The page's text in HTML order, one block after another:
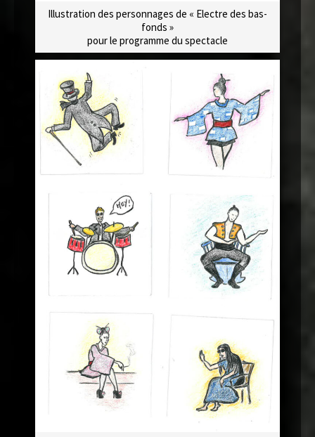
Illustration des personnages de « Electre des bas-
fonds »
pour le programme du spectacle